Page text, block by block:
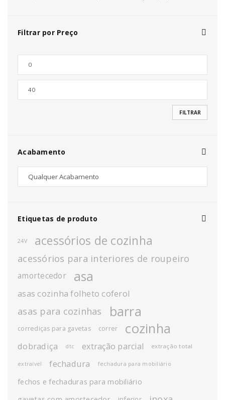
Filtrar por Preço
FILTRAR
Acabamento
Etiquetas de produto
24V acessórios de cozinha
acessórios para interiores de roupeiro
amortecedor asa
asas cozinha folheto coferol
asas para cozinhas barra
corrediças para gavetas correr cozinha
dobradiça dtc extração parcial extração total
extraível fechadura fechadura para mobiliário
fechos e fechaduras para mobiliário